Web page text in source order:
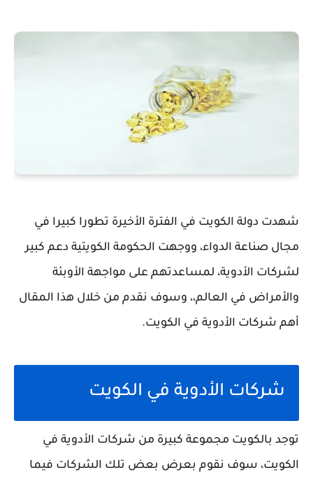
شهدت دولة الكويت في الفترة الأخيرة تطورا كبيرا في
مجال صناعة الدواء، ووجهت الحكومة الكويتية دعم كبير
لشركات الأدوية، لمساعدتهم على مواجهة الأوبئة
والأمراض في العالم،، وسوف نقدم من خلال هذا المقال
أهم شركات الأدوية في الكويت.
شركات الأدوية في الكويت
توجد بالكويت مجموعة كبيرة من شركات الأدوية في
الكويت، سوف نقوم بعرض بعض تلك الشركات فيما